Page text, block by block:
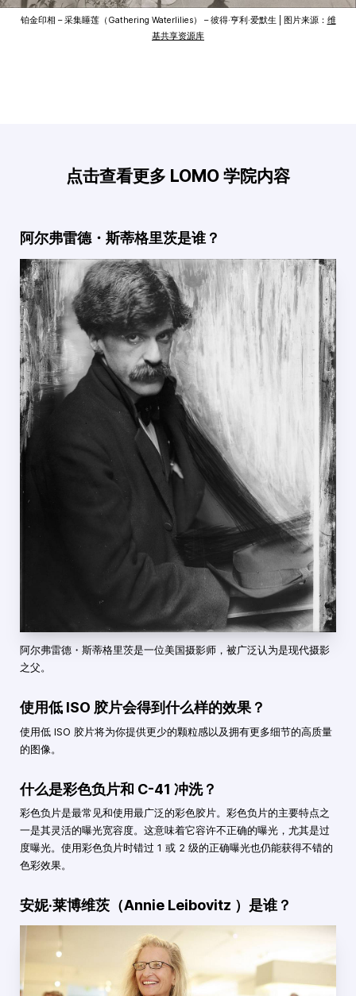
铂金印相 – 采集睡莲（Gathering Waterlilies） – 彼得·亨利·爱默生 | 图片来源： 维
基共享资源库
点击查看更多 LOMO 学院内容
阿尔弗雷德・斯蒂格里茨是谁？
阿尔弗雷德・斯蒂格里茨是一位美国摄影师，被广泛认为是现代摄影
之父。
使用低 ISO 胶片会得到什么样的效果？
使用低 ISO 胶片将为你提供更少的颗粒感以及拥有更多细节的高质量
的图像。
什么是彩色负片和 C-41 冲洗？
彩色负片是最常见和使用最广泛的彩色胶片。彩色负片的主要特点之
一是其灵活的曝光宽容度。这意味着它容许不正确的曝光，尤其是过
度曝光。使用彩色负片时错过 1 或 2 级的正确曝光也仍能获得不错的
色彩效果。
安妮·莱博维茨（Annie Leibovitz ）是谁？